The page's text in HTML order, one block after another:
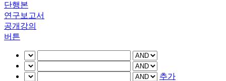
단행본
연구보고서
공개강의
버튼
추가